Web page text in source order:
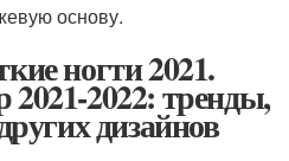
основу.
ногти 2021.
2022: тренды,
дизайнов